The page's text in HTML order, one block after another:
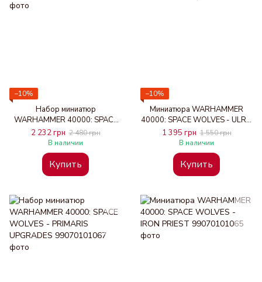
−10%
Набор миниатюр
WARHAMMER 40000: SPACE
WOLVES - WOLF GUARD
TERMINATORS
2 232 грн 2 480 грн
В наличии
Купить
−10%
Миниатюра WARHAMMER
40000: SPACE WOLVES - ULRIK
THE SLAYER
1 395 грн 1 550 грн
В наличии
Купить